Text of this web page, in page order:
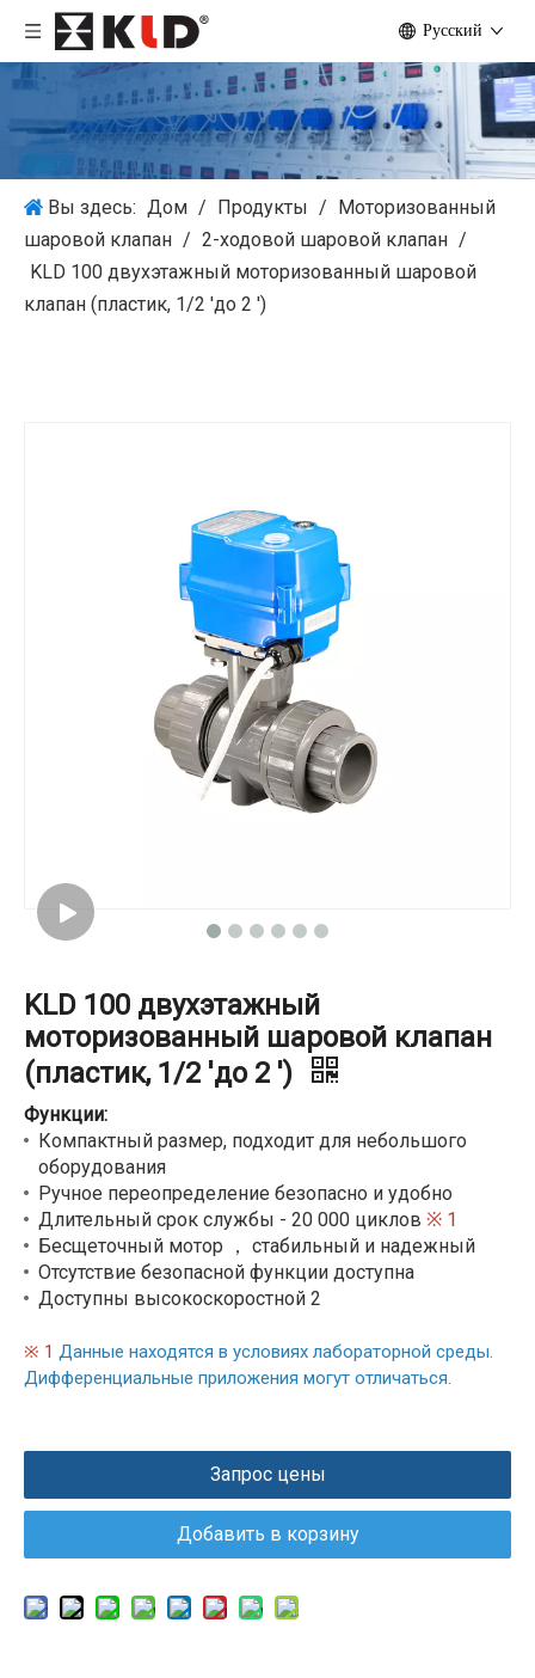
Pусский
Вы здесь: Дом / Продукты / Моторизованный
шаровой клапан / 2-ходовой шаровой клапан /
KLD 100 двухэтажный моторизованный шаровой
клапан (пластик, 1/2 'до 2 ')
KLD 100 двухэтажный
моторизованный шаровой клапан
(пластик, 1/2 'до 2 ')
Функции:
Компактный размер, подходит для небольшого
оборудования
Ручное переопределение безопасно и удобно
Длительный срок службы - 20 000 циклов ※ 1
Бесщеточный мотор ， стабильный и надежный
Отсутствие безопасной функции доступна
Доступны высокоскоростной 2
※ 1 Данные находятся в условиях лабораторной среды.
Дифференциальные приложения могут отличаться.
Запрос цены
Добавить в корзину